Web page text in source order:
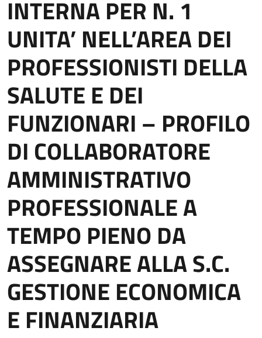
INTERNA PER N. 1
UNITA’ NELL’AREA DEI
PROFESSIONISTI DELLA
SALUTE E DEI
FUNZIONARI – PROFILO
DI COLLABORATORE
AMMINISTRATIVO
PROFESSIONALE A
TEMPO PIENO DA
ASSEGNARE ALLA S.C.
GESTIONE ECONOMICA
E FINANZIARIA